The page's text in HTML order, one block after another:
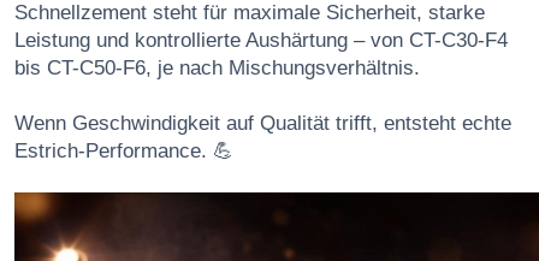
Schnellzement steht für maximale Sicherheit, starke
Leistung und kontrollierte Aushärtung – von CT-C30-F4
bis CT-C50-F6, je nach Mischungsverhältnis.
Wenn Geschwindigkeit auf Qualität trifft, entsteht echte
Estrich-Performance. 💪